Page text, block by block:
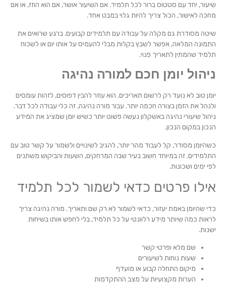
שיעור, יחד עם סטטוס ברור לכל תלמיד. אם השיעור אושר, אם הוא הוזז, או אם
מחכה לאישור, הכול צריך להיות גלוי במבט אחד.
שיטה מסודרת גם מקלה על עבודה עם תלמידים קבועים. ברגע שרואים את
התמונה המלאה, אפשר לשבץ בקלות מבלי להעמיס על אותו יום או לשכוח
תלמיד שהמתין לתאריך פנוי.
ניהול יומן חכם למורה נהיגה
יומן טוב לא נועד רק לרשום תאריכים. הוא עוזר להבין דפוסים, לזהות עומסים
ולנהל את הזמן בצורה חכמה יותר. עבור מורה נהיגה, זה כלי עבודה לכל דבר.
ניהול שיעורי נהיגה באשקלון נעשה פשוט יותר כשיש יומן שמציג את המידע
הנכון במקום הנכון.
כשהיומן מסודר, קל לעבוד מהר יותר, להגיב לשינויים ולשמור על קשר טוב עם
התלמידים. זה במיוחד חשוב בעיר שבה המרחקים, השעות והביקוש משתנים
לפי ימים ושכונות.
אילו פרטים כדאי לשמור לכל תלמיד
כדי שהיומן באמת יעזור, כדאי לשמור לא רק שם ותאריך. מורה נהיגה צריך
לראות כמה שיותר מידע רלוונטי על כל תלמיד, בלי לחפש אותו בשיחות
ישנות.
שם מלא ופרטי קשר
שעות נוחות לשיעורים
מיקום התחלה קבוע או מועדף
הערות מקצועיות על מצב ההתקדמות